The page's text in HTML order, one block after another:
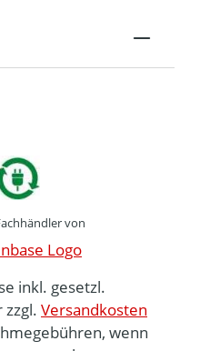
von
inkl. gesetzl.
Versandkosten
wenn